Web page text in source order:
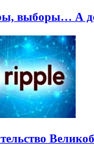
выборы… А